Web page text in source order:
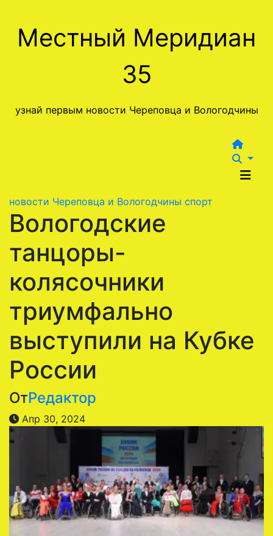
содержимому
Местный Меридиан
35
узнай первым новости Череповца и Вологодчины
новости Череповца и Вологодчины спорт
Вологодские
танцоры-
колясочники
триумфально
выступили на Кубке
России
ОтРедактор
Апр 30, 2024